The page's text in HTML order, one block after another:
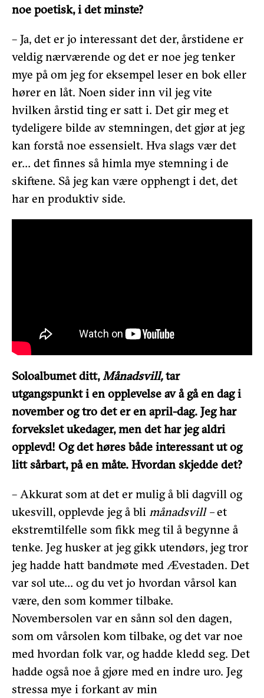
noe poetisk, i det minste?
– Ja, det er jo interessant det der, årstidene er
veldig nærværende og det er noe jeg tenker
mye på om jeg for eksempel leser en bok eller
hører en låt. Noen sider inn vil jeg vite
hvilken årstid ting er satt i. Det gir meg et
tydeligere bilde av stemningen, det gjør at jeg
kan forstå noe essensielt. Hva slags vær det
er… det finnes så himla mye stemning i de
skiftene. Så jeg kan være opphengt i det, det
har en produktiv side.
Soloalbumet ditt, Månadsvill,tar
utgangspunkt i en opplevelse av å gå en dag i
november og tro det er en april-dag. Jeg har
forvekslet ukedager, men det har jeg aldri
opplevd! Og det høres både interessant ut og
litt sårbart, på en måte. Hvordan skjedde det?
– Akkurat som at det er mulig å bli dagvill og
ukesvill, opplevde jeg å bli månadsvill –et
ekstremtilfelle som fikk meg til å begynne å
tenke. Jeg husker at jeg gikk utendørs, jeg tror
jeg hadde hatt bandmøte med Ævestaden. Det
var sol ute… og du vet jo hvordan vårsol kan
være, den som kommer tilbake.
Novembersolen var en sånn sol den dagen,
som om vårsolen kom tilbake, og det var noe
med hvordan folk var, og hadde kledd seg. Det
hadde også noe å gjøre med en indre uro. Jeg
stressa mye i forkant av min